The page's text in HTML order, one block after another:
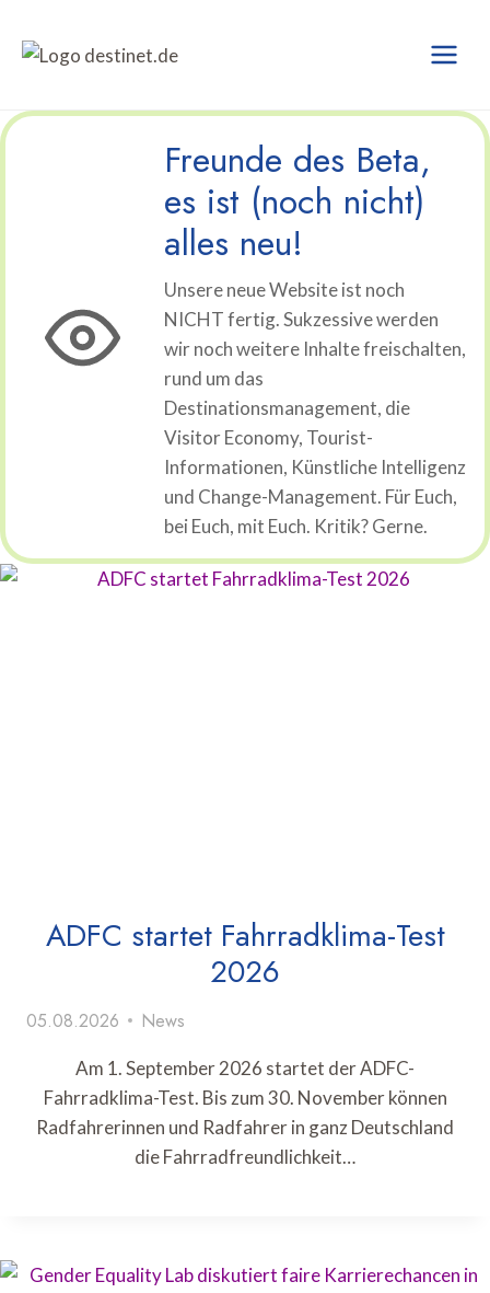
Inhalt
springen
Freunde des Beta,
es ist (noch nicht)
alles neu!
Unsere neue Website ist noch
NICHT fertig. Sukzessive werden
wir noch weitere Inhalte freischalten,
rund um das
Destinationsmanagement, die
Visitor Economy, Tourist-
Informationen, Künstliche Intelligenz
und Change-Management. Für Euch,
bei Euch, mit Euch. Kritik? Gerne.
ADFC startet Fahrradklima-Test
2026
05.08.2026 News
Am 1. September 2026 startet der ADFC-
Fahrradklima-Test. Bis zum 30. November können
Radfahrerinnen und Radfahrer in ganz Deutschland
die Fahrradfreundlichkeit…